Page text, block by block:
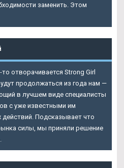
заменить. Этом
отворачивается Strong Girl
продолжаться из года нам —
в лучшем виде специалисты
с уже известными им
Подсказывает что
силы, мы приняли решение